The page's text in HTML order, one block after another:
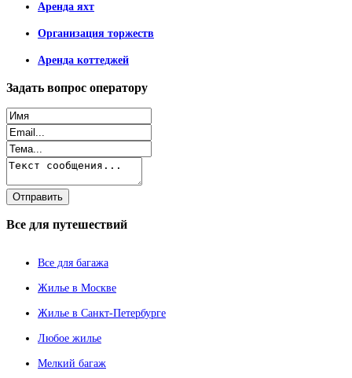
Аренда яхт
Организация торжеств
Аренда коттеджей
Задать вопрос оператору
Все для путешествий
Все для багажа
Жилье в Москве
Жилье в Санкт-Петербурге
Любое жилье
Мелкий багаж